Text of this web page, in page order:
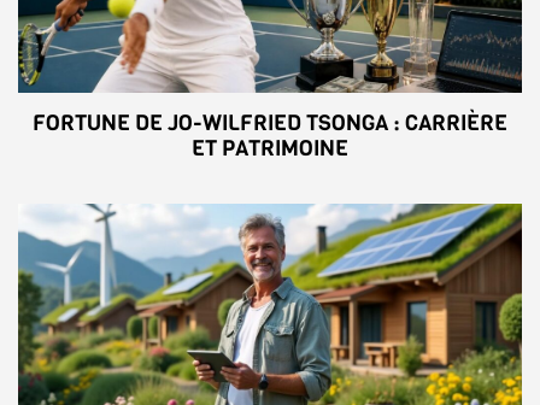
FORTUNE DE JO-WILFRIED TSONGA : CARRIÈRE
ET PATRIMOINE